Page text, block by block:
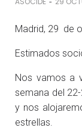
Madrid, 29 de
Estimados
Nos vamos a
semana del
y nos
estrellas.